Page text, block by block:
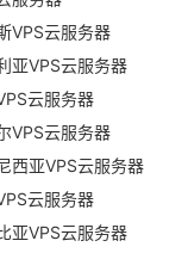
VPS云服务器
亚VPS云服务器
云服务器
VPS云服务器
西亚VPS云服务器
云服务器
亚VPS云服务器